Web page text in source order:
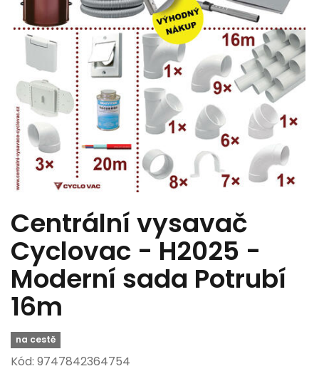
Centrální vysavač
Cyclovac - H2025 -
Moderní sada Potrubí
16m
na cestě
Kód: 9747842364754